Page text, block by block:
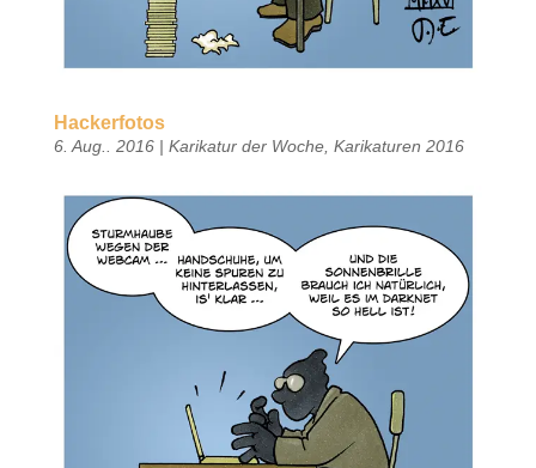
Hackerfotos
6. Aug.. 2016| Karikatur der Woche, Karikaturen 2016